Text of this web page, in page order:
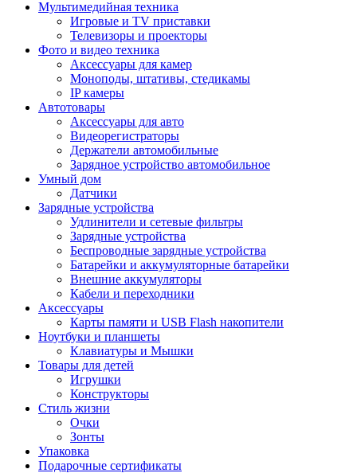
Мультимедийная техника
Игровые и TV приставки
Телевизоры и проекторы
Фото и видео техника
Аксессуары для камер
Моноподы, штативы, стедикамы
IP камеры
Автотовары
Аксессуары для авто
Видеорегистраторы
Держатели автомобильные
Зарядное устройство автомобильное
Умный дом
Датчики
Зарядные устройства
Удлинители и сетевые фильтры
Зарядные устройства
Беспроводные зарядные устройства
Батарейки и аккумуляторные батарейки
Внешние аккумуляторы
Кабели и переходники
Аксессуары
Карты памяти и USB Flash накопители
Ноутбуки и планшеты
Клавиатуры и Мышки
Товары для детей
Игрушки
Конструкторы
Стиль жизни
Очки
Зонты
Упаковка
Подарочные сертификаты